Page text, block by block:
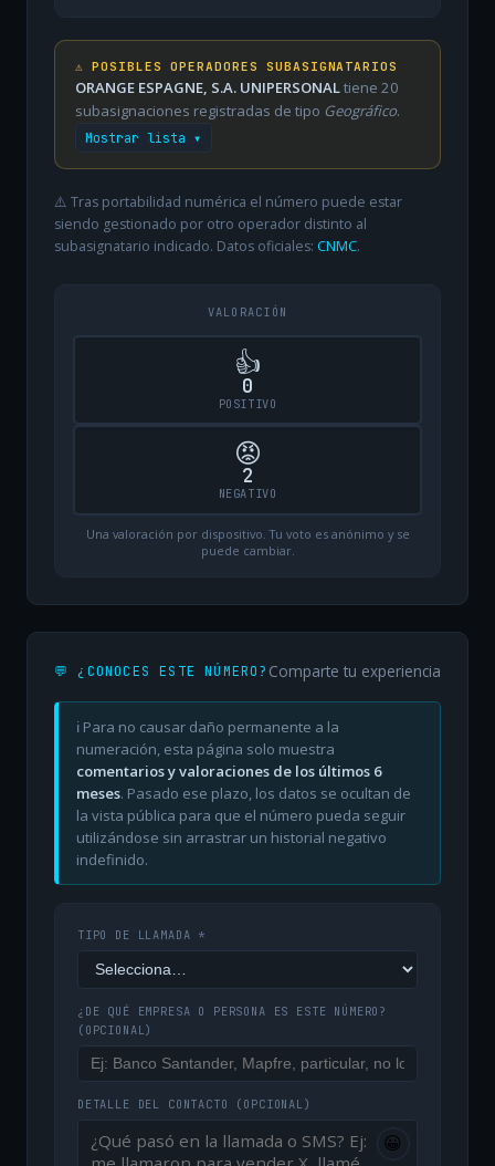
⚠️ POSIBLES OPERADORES SUBASIGNATARIOS
ORANGE ESPAGNE, S.A. UNIPERSONALtiene 20
subasignaciones registradas de tipo Geográfico.
Mostrar lista ▾
⚠️ Tras portabilidad numérica el número puede estar
siendo gestionado por otro operador distinto al
subasignatario indicado. Datos oficiales: CNMC.
VALORACIÓN
👍
0
POSITIVO
😡
2
NEGATIVO
Una valoración por dispositivo. Tu voto es anónimo y se
puede cambiar.
💬 ¿CONOCES ESTE NÚMERO? Comparte tu experiencia
ℹ️ Para no causar daño permanente a la
numeración, esta página solo muestra
comentarios y valoraciones de los últimos 6
meses. Pasado ese plazo, los datos se ocultan de
la vista pública para que el número pueda seguir
utilizándose sin arrastrar un historial negativo
indefinido.
TIPO DE LLAMADA *
¿DE QUÉ EMPRESA O PERSONA ES ESTE NÚMERO?
(OPCIONAL)
DETALLE DEL CONTACTO (OPCIONAL)
😀